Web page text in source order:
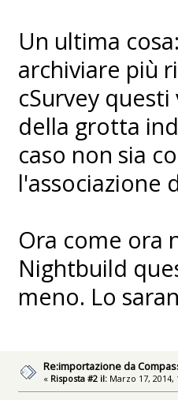
Un ultima
archiviare più
cSurvey
della grotta
caso non sia
l'associazione
Ora come ora
Nightbuild
meno. Lo
Re:importazione da
« Risposta #2 il: Marzo 17, 2014,